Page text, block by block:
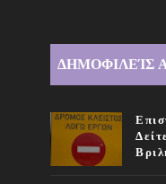
ΔΗΜΟΦΙΛΕΊΣ